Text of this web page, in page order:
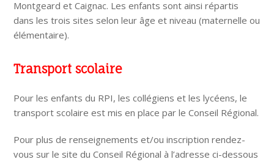
Montgeard et Caignac. Les enfants sont ainsi répartis
dans les trois sites selon leur âge et niveau (maternelle ou
élémentaire).
Transport scolaire
Pour les enfants du RPI, les collégiens et les lycéens, le
transport scolaire est mis en place par le Conseil Régional.
Pour plus de renseignements et/ou inscription rendez-
vous sur le site du Conseil Régional à l’adresse ci-dessous